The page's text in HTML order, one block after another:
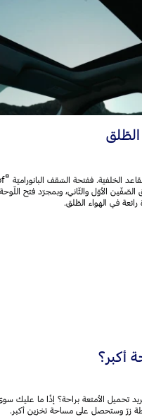
الطّلق
الخلفيّة. ففتحة السّقف البانوراميّة ®
الأوّل والثّاني، وبمجرّد فتح اللّوحة
في الهواء الطّلق.
أكبر؟
تحميل الأمتعة براحة؟ إذًا ما عليك
زرّ وستحصل على مساحة تخزين أكبر.